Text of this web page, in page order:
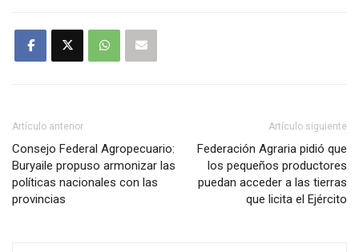
Artículo anterior
Consejo Federal Agropecuario:
Buryaile propuso armonizar las
políticas nacionales con las
provincias
Artículo siguiente
Federación Agraria pidió que
los pequeños productores
puedan acceder a las tierras
que licita el Ejército